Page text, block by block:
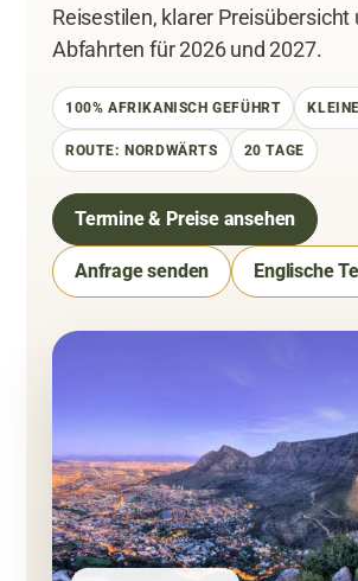
Reisestilen, klarer Preisübersicht
Abfahrten für 2026 und 2027.
100% AFRIKANISCH GEFÜHRT
ROUTE: NORDWÄRTS 20 TAGE
Termine & Preise ansehen
Anfrage senden Englische